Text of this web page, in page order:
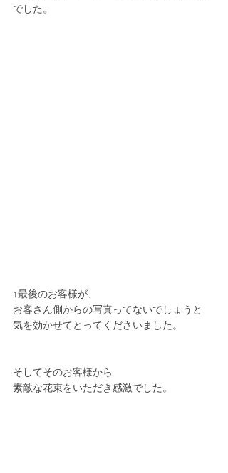
でした。
↑最後のお客様が、
お客さん側からの写真ってないでしょうと
気を効かせてとってくださいました。
そしてそのお客様から
素敵な花束をいただき感激でした。